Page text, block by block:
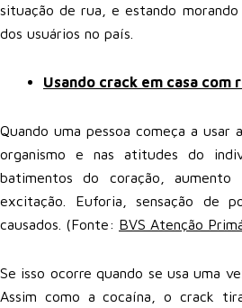
situação de rua, e estando
dos usuários no país.
Usando crack em casa com
Quando uma pessoa começa a
organismo e nas atitudes do
batimentos do coração, aumento
excitação. Euforia, sensação de
causados. (Fonte: BVS Atenção
Se isso ocorre quando se usa uma
Assim como a cocaína, o crack